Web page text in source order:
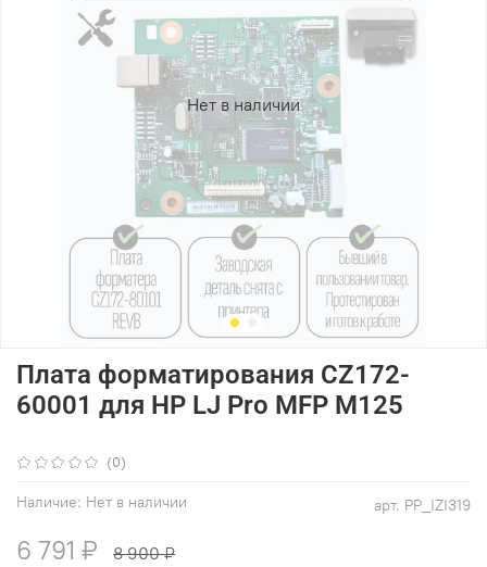
Нет в наличии
(0)
арт. PP_IZI319
Наличие: Нет в наличии
Плата форматирования CZ172-
60001 для HP LJ Pro MFP M125
6 791 ₽ 8 900 ₽